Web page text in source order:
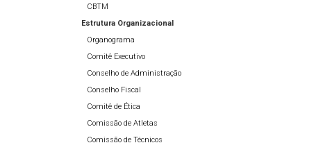
CBTM
Estrutura Organizacional
Organograma
Comitê Executivo
Conselho de Administração
Conselho Fiscal
Comitê de Ética
Comissão de Atletas
Comissão de Técnicos